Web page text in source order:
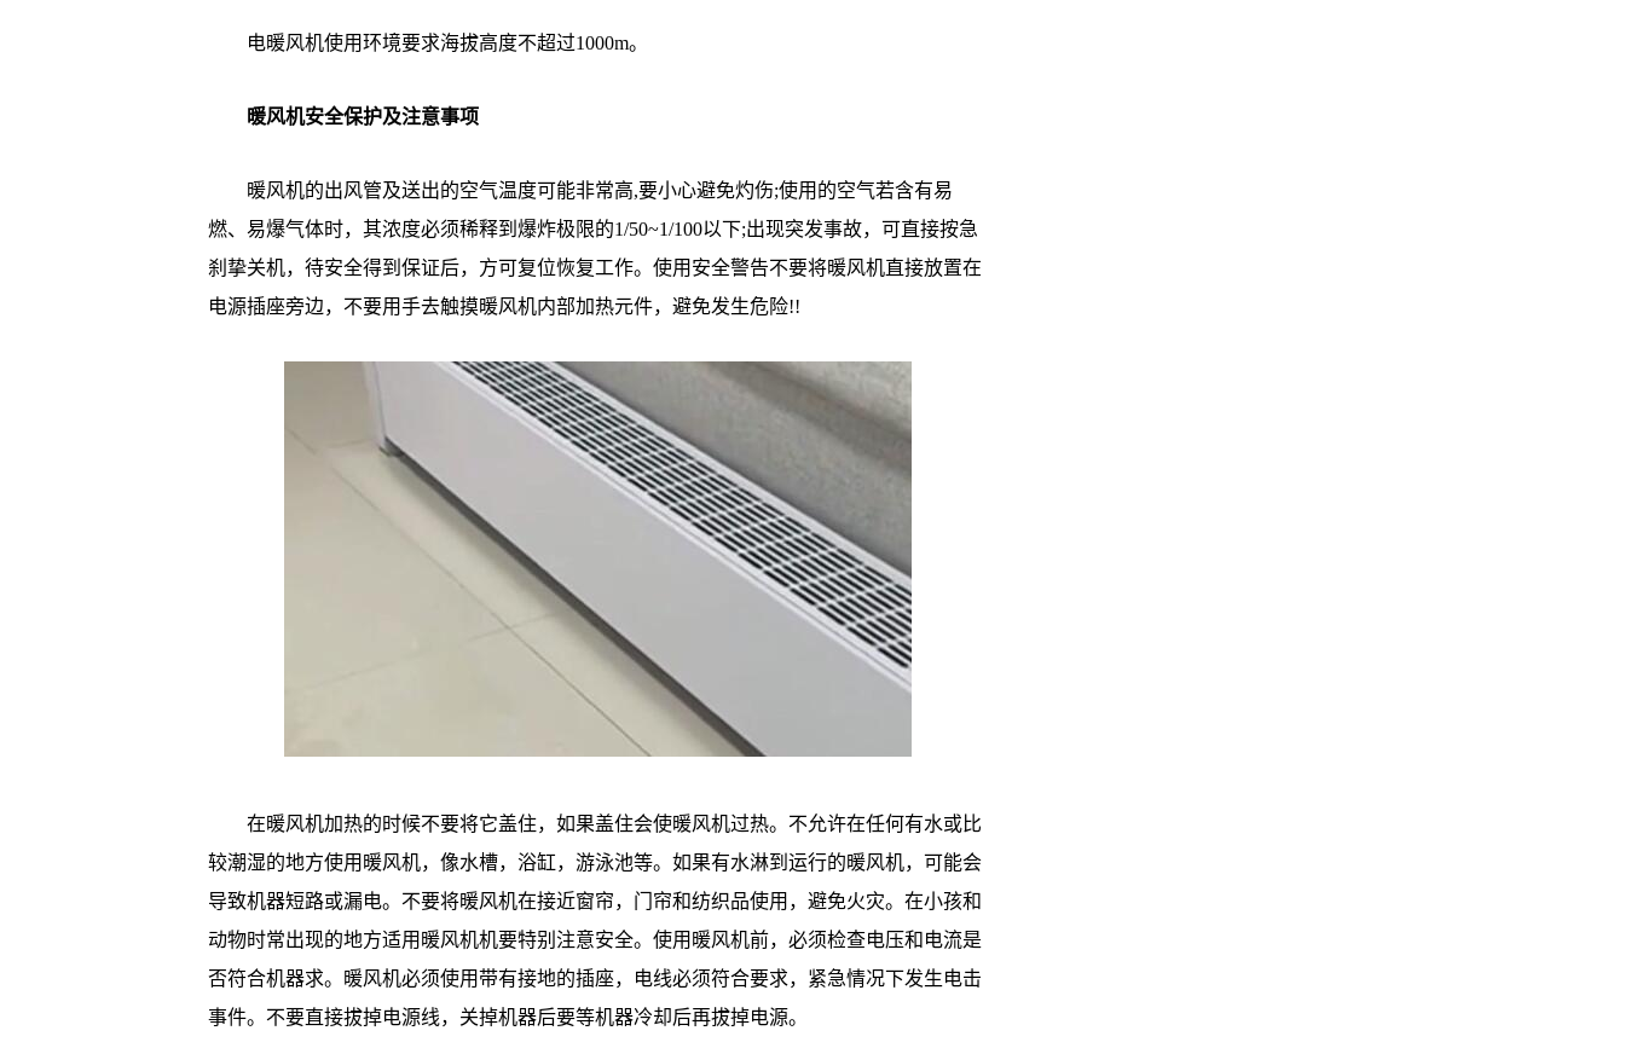
电暖风机使用环境要求海拔高度不超过1000m。
暖风机安全保护及注意事项
暖风机的出风管及送出的空气温度可能非常高,要小心避免灼伤;使用的空气若含有易
燃、易爆气体时，其浓度必须稀释到爆炸极限的1/50~1/100以下;出现突发事故，可直接按急
刹挚关机，待安全得到保证后，方可复位恢复工作。使用安全警告不要将暖风机直接放置在
电源插座旁边，不要用手去触摸暖风机内部加热元件，避免发生危险!!
在暖风机加热的时候不要将它盖住，如果盖住会使暖风机过热。不允许在任何有水或比
较潮湿的地方使用暖风机，像水槽，浴缸，游泳池等。如果有水淋到运行的暖风机，可能会
导致机器短路或漏电。不要将暖风机在接近窗帘，门帘和纺织品使用，避免火灾。在小孩和
动物时常出现的地方适用暖风机机要特别注意安全。使用暖风机前，必须检查电压和电流是
否符合机器求。暖风机必须使用带有接地的插座，电线必须符合要求，紧急情况下发生电击
事件。不要直接拔掉电源线，关掉机器后要等机器冷却后再拔掉电源。